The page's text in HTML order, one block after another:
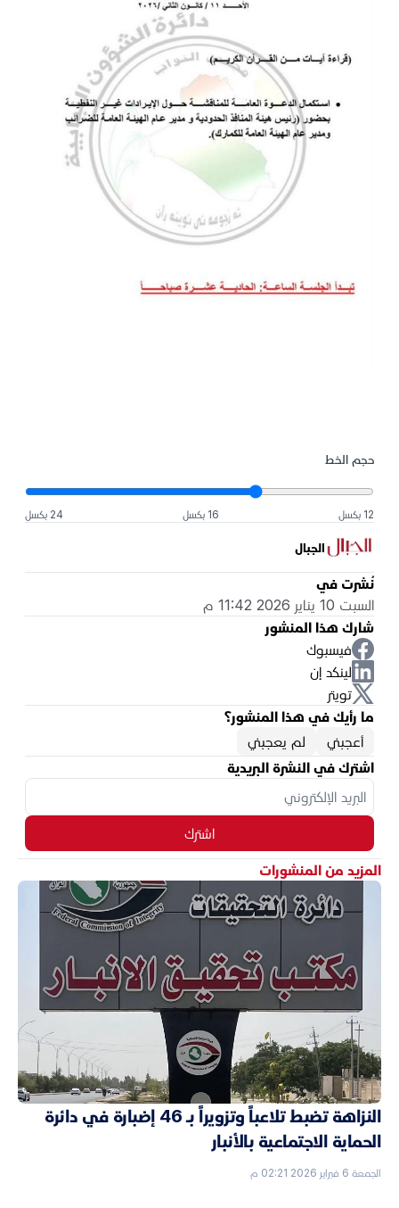
حجم الخط
12 بكسل 16 بكسل 24 بكسل
الجبال
نُشرت في
السبت 10 يناير 2026 11:42 م
شارك هذا المنشور
فيسبوك
لينكد إن
تويتر
ما رأيك في هذا المنشور؟
أعجبني
لم يعجبني
اشترك في النشرة البريدية
اشترك
المزيد من المنشورات
النزاهة تضبط تلاعباً وتزويراً بـ 46 إضبارة في دائرة
الحماية الاجتماعية بالأنبار
الجمعة 6 فبراير 2026 02:21 م